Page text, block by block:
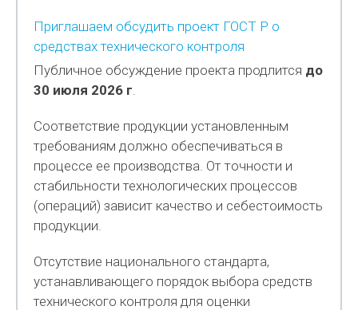
Приглашаем обсудить проект ГОСТ Р о
средствах технического контроля
Публичное обсуждение проекта продлится до
30 июля 2026 г.
Соответствие продукции установленным
требованиям должно обеспечиваться в
процессе ее производства. От точности и
стабильности технологических процессов
(операций) зависит качество и себестоимость
продукции.
Отсутствие национального стандарта,
устанавливающего порядок выбора средств
технического контроля для оценки